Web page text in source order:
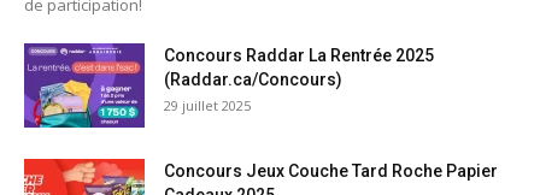
de participation!
Concours Raddar La Rentrée 2025
(Raddar.ca/Concours)
29 juillet 2025
Concours Jeux Couche Tard Roche Papier